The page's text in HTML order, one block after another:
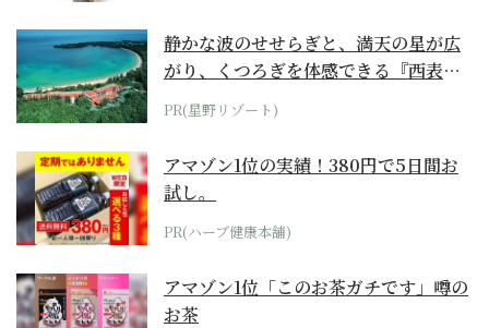
静かな波のせせらぎと、満天の星が広
がり、くつろぎを体感できる『西表島
ホテル by...
PR(星野リゾート)
アマゾン1位の実績！380円で5日間お
試し。
PR(ハーブ健康本舗)
アマゾン1位「このお茶ガチです」噂の
お茶